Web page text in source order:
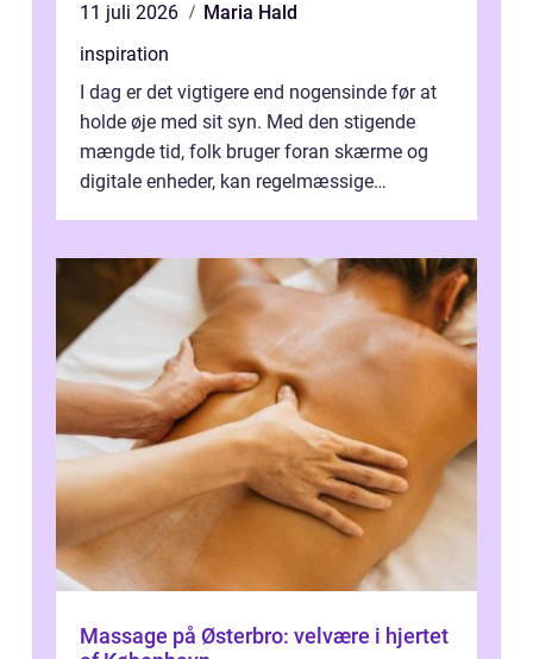
11 juli 2026
Maria Hald
inspiration
I dag er det vigtigere end nogensinde før at
holde øje med sit syn. Med den stigende
mængde tid, folk bruger foran skærme og
digitale enheder, kan regelmæssige
Massage på Østerbro: velvære i hjertet